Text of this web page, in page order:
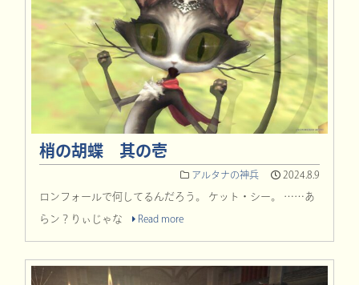
梢の胡蝶 其の壱
アルタナの神兵 2024.8.9
ロンフォールで何してるんだろう。 ケット・シー。 ……あ
らン？りぃじゃな Read more